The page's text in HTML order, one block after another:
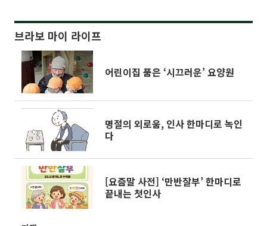
브라보 마이 라이프
어린이집 품은 ‘시끄러운’ 요양원
명절의 외로움, 인사 한마디로 녹인
다
[요즘말 사전] ‘만반잘부’ 한마디로
끝내는 첫인사